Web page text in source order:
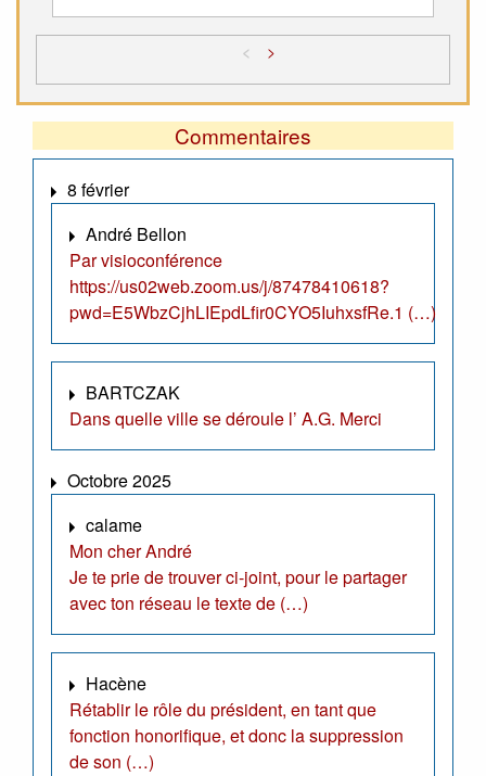
< >
Commentaires
8 février
André Bellon
Par visioconférence
https://us02web.zoom.us/j/87478410618?
pwd=E5WbzCjhLIEpdLfir0CYO5IuhxsfRe.1 (…)
BARTCZAK
Dans quelle ville se déroule l’ A.G. Merci
Octobre 2025
calame
Mon cher André
Je te prie de trouver ci-joint, pour le partager
avec ton réseau le texte de (…)
Hacène
Rétablir le rôle du président, en tant que
fonction honorifique, et donc la suppression
de son (…)